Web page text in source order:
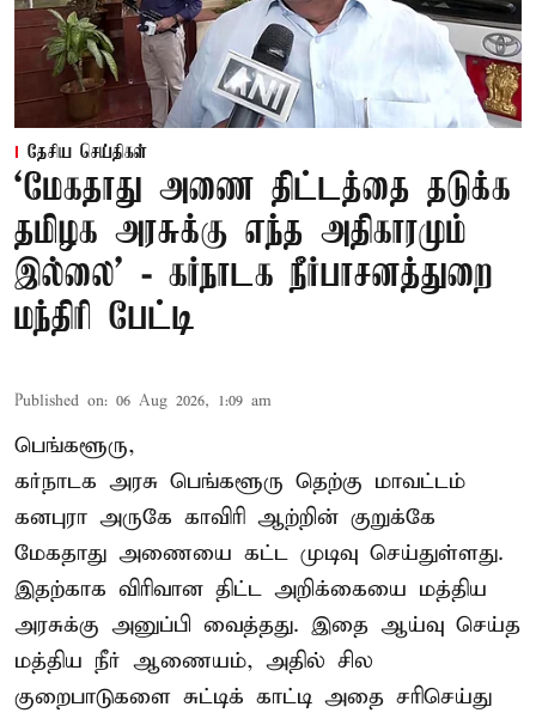
தேசிய செய்திகள்
‘மேகதாது அணை திட்டத்தை தடுக்க
தமிழக அரசுக்கு எந்த அதிகாரமும்
இல்லை’ - கர்நாடக நீர்பாசனத்துறை
மந்திரி பேட்டி
Published on: 06 Aug 2026, 1:09 am
பெங்களூரு,
கர்நாடக அரசு பெங்களூரு தெற்கு மாவட்டம்
கனபுரா அருகே காவிரி ஆற்றின் குறுக்கே
மேகதாது அணையை கட்ட முடிவு செய்துள்ளது.
இதற்காக விரிவான திட்ட அறிக்கையை மத்திய
அரசுக்கு அனுப்பி வைத்தது. இதை ஆய்வு செய்த
மத்திய நீர் ஆணையம், அதில் சில
குறைபாடுகளை சுட்டிக் காட்டி அதை சரிசெய்து